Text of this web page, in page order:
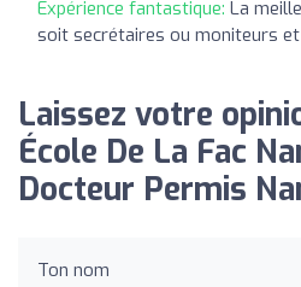
Expérience fantastique: La
soit secrétaires ou moniteurs
Laissez votre
École De La Fac
Docteur Permis
Ton nom